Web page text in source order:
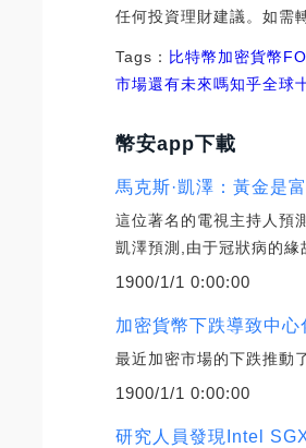
任何投資理財建議。如需
Tags： 比特幣加密貨幣
市場還有未來嗎知乎全球
幣安app下載
馬克斯·凱澤：黃金是
這位著名的電視主持人預
凱澤預測,由于冠狀病的緣
1900/1/1 0:00:00
加密貨幣下跌導致中
最近加密市場的下跌推動
1900/1/1 0:00:00
研究人員發現Intel